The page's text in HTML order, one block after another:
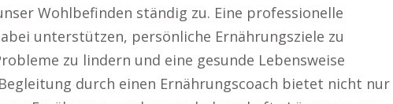
Wohlbefinden ständig zu. Eine professionelle
unterstützen, persönliche Ernährungsziele zu
zu lindern und eine gesunde Lebensweise
durch einen Ernährungscoach bietet nicht nur